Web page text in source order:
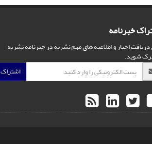
خبرنامه
دریافت اخبار و اطلاعیه های مهم نشریه در خبرنامه نشریه
شوید.
اشتراک